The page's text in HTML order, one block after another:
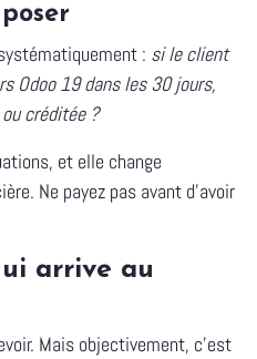
: si le client
Odoo 19 dans les 30 jours,
créditée ?
et elle change
Ne payez pas avant d'avoir
arrive au
Mais objectivement, c'est